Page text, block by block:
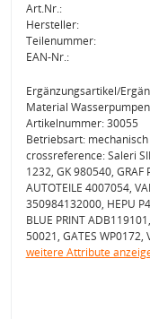
Art.Nr.:
Hersteller:
Teilenummer:
EAN-Nr.:
Ergänzungsartikel/
Material
Artikelnummer: 30055
Betriebsart: mechanisch
crossreference: Saleri
1232, GK 980540, GRAF
AUTOTEILE 4007054,
350984132000, HEPU
BLUE PRINT
50021, GATES WP0172,
weitere Attribute